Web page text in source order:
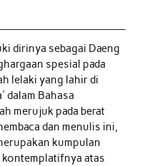
dirinya sebagai Daeng
spesial pada
lelaki yang lahir di
dalam Bahasa
merujuk pada berat
dan menulis ini,
kumpulan
atas